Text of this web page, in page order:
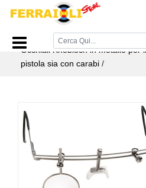
Home Page/ACCESSORI
Occhiali Knobloch in metallo per
pistola sia con carabi /